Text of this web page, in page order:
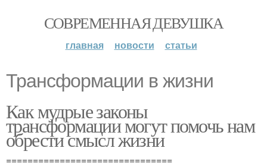
СОВРЕМЕННАЯ ДЕВУШКА
главная новости статьи
Трансформации в жизни
Как мудрые законы
трансформации могут помочь нам
обрести смысл жизни
===============================